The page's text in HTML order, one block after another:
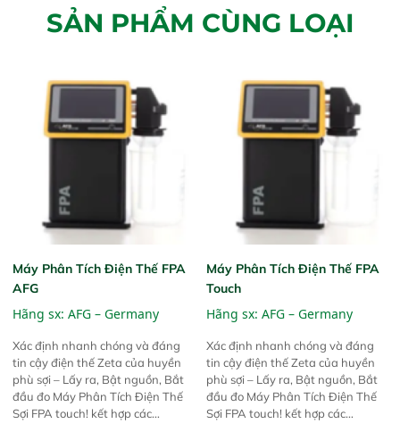
SẢN PHẨM CÙNG LOẠI
Máy Phân Tích Điện Thế FPA
AFG
Hãng sx: AFG – Germany
Xác định nhanh chóng và đáng
tin cậy điện thế Zeta của huyền
phù sợi – Lấy ra, Bật nguồn, Bắt
đầu đo Máy Phân Tích Điện Thế
Sợi FPA touch! kết hợp các
Máy Phân Tích Điện Thế FPA
Touch
Hãng sx: AFG – Germany
Xác định nhanh chóng và đáng
tin cậy điện thế Zeta của huyền
phù sợi – Lấy ra, Bật nguồn, Bắt
đầu đo Máy Phân Tích Điện Thế
Sợi FPA touch! kết hợp các